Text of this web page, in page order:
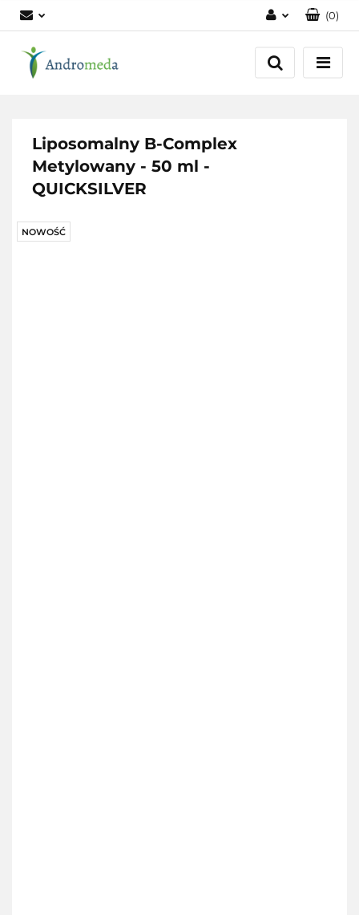
Zaloguj się
Zarejestruj się
(0)
Liposomalny B-Complex
Metylowany - 50 ml -
QUICKSILVER
NOWOŚĆ